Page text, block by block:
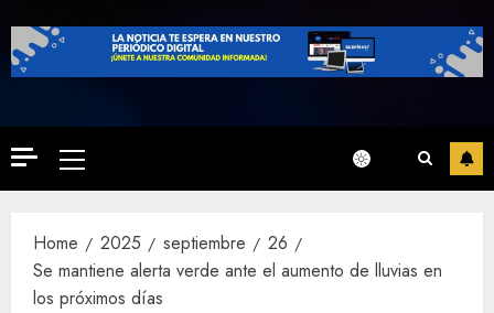
Primary
Menu
Home 2025 septiembre
26
Se mantiene alerta verde ante el aumento de lluvias en
los próximos días